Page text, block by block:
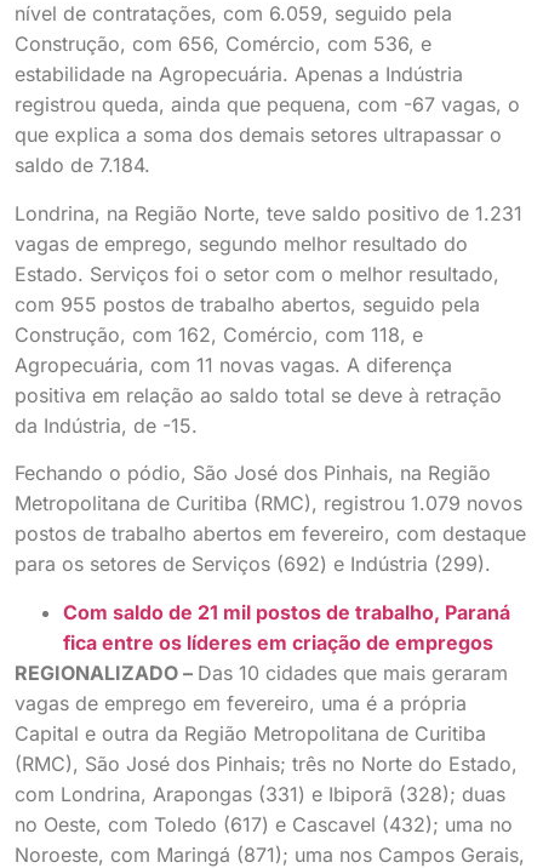
nível de contratações, com 6.059, seguido pela
Construção, com 656, Comércio, com 536, e
estabilidade na Agropecuária. Apenas a Indústria
registrou queda, ainda que pequena, com -67 vagas, o
que explica a soma dos demais setores ultrapassar o
saldo de 7.184.
Londrina, na Região Norte, teve saldo positivo de 1.231
vagas de emprego, segundo melhor resultado do
Estado. Serviços foi o setor com o melhor resultado,
com 955 postos de trabalho abertos, seguido pela
Construção, com 162, Comércio, com 118, e
Agropecuária, com 11 novas vagas. A diferença
positiva em relação ao saldo total se deve à retração
da Indústria, de -15.
Fechando o pódio, São José dos Pinhais, na Região
Metropolitana de Curitiba (RMC), registrou 1.079 novos
postos de trabalho abertos em fevereiro, com destaque
para os setores de Serviços (692) e Indústria (299).
Com saldo de 21 mil postos de trabalho, Paraná
fica entre os líderes em criação de empregos
REGIONALIZADO – Das 10 cidades que mais geraram
vagas de emprego em fevereiro, uma é a própria
Capital e outra da Região Metropolitana de Curitiba
(RMC), São José dos Pinhais; três no Norte do Estado,
com Londrina, Arapongas (331) e Ibiporã (328); duas
no Oeste, com Toledo (617) e Cascavel (432); uma no
Noroeste, com Maringá (871); uma nos Campos Gerais,